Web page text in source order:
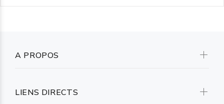
A PROPOS
LIENS DIRECTS